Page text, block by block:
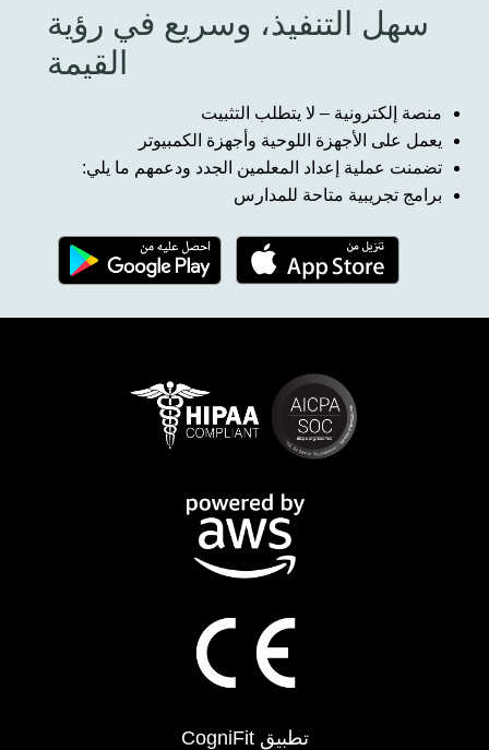
سهل التنفيذ، وسريع في رؤية
القيمة
منصة إلكترونية – لا يتطلب التثبيت
يعمل على الأجهزة اللوحية وأجهزة الكمبيوتر
تضمنت عملية إعداد المعلمين الجدد ودعمهم ما يلي:
برامج تجريبية متاحة للمدارس
تطبيق CogniFit